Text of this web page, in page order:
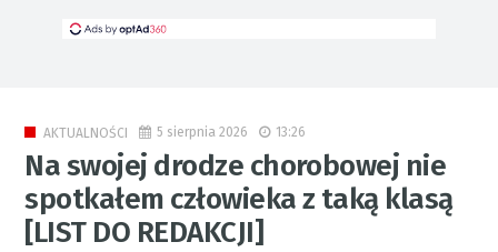
AKTUALNOŚCI 5 sierpnia 2026 13:26
Na swojej drodze chorobowej nie
spotkałem człowieka z taką klasą
[LIST DO REDAKCJI]